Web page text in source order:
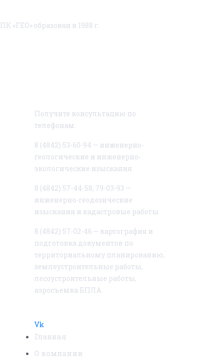
ПК «ГЕО» образован в 1988 г.
Получите консультацию по
телефонам:
8 (4842) 53-60-94 — инженерно-
геологические и инженерно-
экологические изыскания
8 (4842) 57-44-58, 79-03-93 —
инженерно-геодезические
изыскания и кадастровые работы
8 (4842) 57-02-46 — картография и
подготовка документов по
территориальному планированию,
землеустроительные работы,
лесоустроительные работы,
аэросъемка БПЛА.
Vk
Главная
О компании